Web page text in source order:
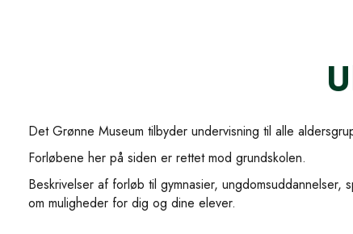
Det Grønne Museum tilbyder undervisning til alle
Forløbene her på siden er rettet mod grundskolen.
Beskrivelser af forløb til gymnasier,
om muligheder for dig og dine elever.